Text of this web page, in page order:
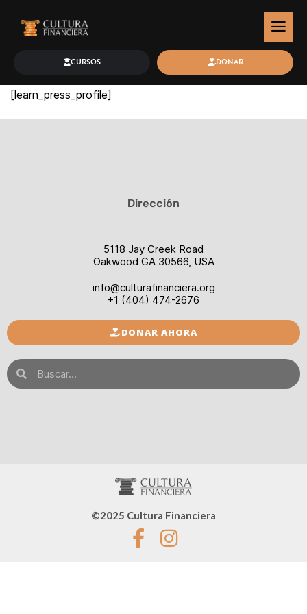
CURSOS DONAR
[learn_press_profile]
Dirección
5118 Jay Creek Road
Oakwood GA 30566, USA
info@culturafinanciera.org
+1 (404) 474-2676
DONAR AHORA
©2025 Cultura Financiera